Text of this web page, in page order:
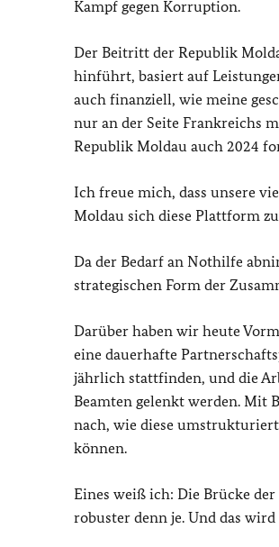
Kampf gegen Korruption.
Der Beitritt der Republik
hinführt, basiert auf
auch finanziell, wie meine
nur an der Seite Frankreichs
Republik Moldau auch 2024
Ich freue mich, dass unsere
Moldau sich diese Plattform
Da der Bedarf an Nothilfe
strategischen Form der
Darüber haben wir heute
eine dauerhafte
jährlich stattfinden, und die
Beamten gelenkt werden. Mit
nach, wie diese
können.
Eines weiß ich: Die Brücke
robuster denn je. Und das